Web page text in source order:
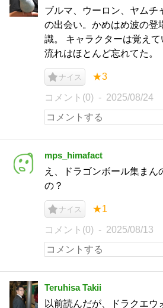
ブルマ、ウーロン、ヤムチ
の出会い。かめはめ波の登
識。 キャラクターは覚え
流れはほとんど忘れてた。
ナイス ★3
コメント(0) 2025/08/24
mps_himafact
え、ドラゴンボール集まん
の？
ナイス ★1
コメント(0) 2025/08/13
Teruhisa Takii
以前読んだが、ドラクエウ